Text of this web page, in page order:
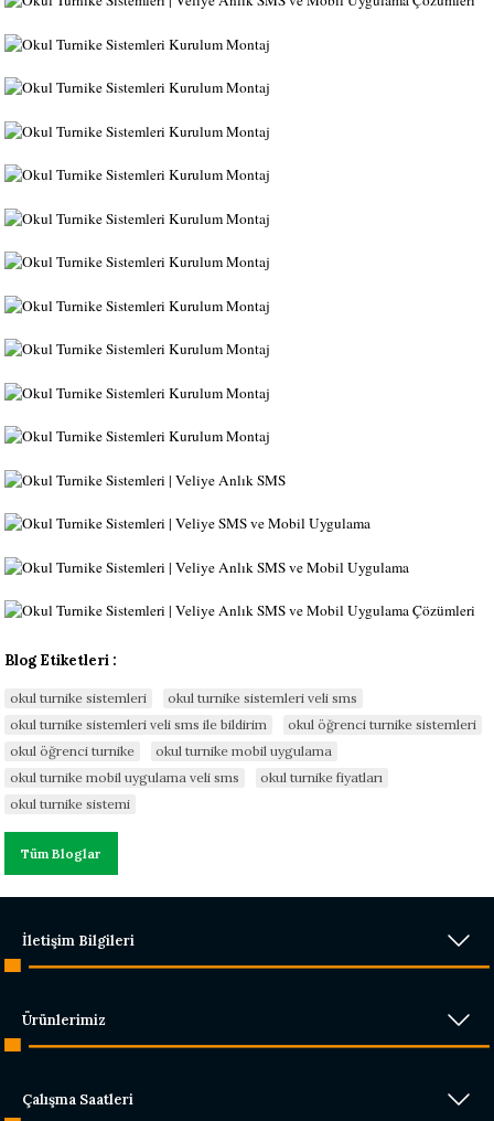
Blog Etiketleri :
okul turnike sistemleri
okul turnike sistemleri veli sms
okul turnike sistemleri veli sms ile bildirim
okul öğrenci turnike sistemleri
okul öğrenci turnike
okul turnike mobil uygulama
okul turnike mobil uygulama veli sms
okul turnike fiyatları
okul turnike sistemi
Tüm Bloglar
İletişim Bilgileri
Ürünlerimiz
Çalışma Saatleri